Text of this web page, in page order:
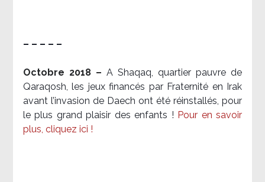
– – – – –
Octobre 2018 – A Shaqaq, quartier pauvre de
Qaraqosh, les jeux financés par Fraternité en Irak​
avant l’invasion de Daech ont été réinstallés, pour
le plus grand plaisir des enfants ! Pour en savoir
plus, cliquez ici !